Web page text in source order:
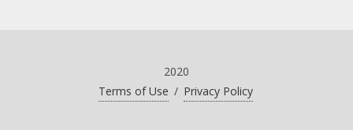
2020
Terms of Use / Privacy Policy